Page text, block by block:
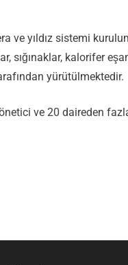
ve yıldız sistemi
sığınaklar, kalorifer
yürütülmektedir.
ve 20 daireden